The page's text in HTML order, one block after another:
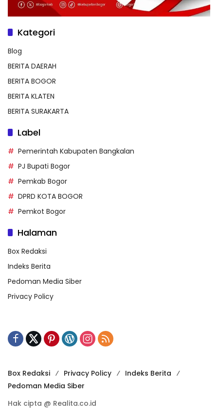
Kategori
Blog
BERITA DAERAH
BERITA BOGOR
BERITA KLATEN
BERITA SURAKARTA
Label
Pemerintah Kabupaten Bangkalan
PJ Bupati Bogor
Pemkab Bogor
DPRD KOTA BOGOR
Pemkot Bogor
Halaman
Box Redaksi
Indeks Berita
Pedoman Media Siber
Privacy Policy
Box Redaksi Privacy Policy
Indeks Berita
Pedoman Media Siber
Hak cipta @ Realita.co.id